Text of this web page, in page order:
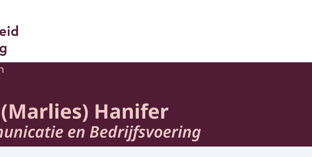
voor Volksgezondheid en Samenleving
Hanifer
en Bedrijfsvoering